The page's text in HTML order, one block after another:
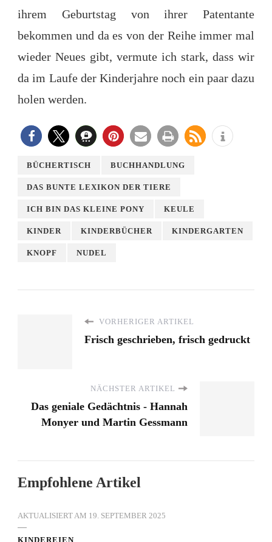
ihrem Geburtstag von ihrer Patentante
bekommen und da es von der Reihe immer mal
wieder Neues gibt, vermute ich stark, dass wir
da im Laufe der Kinderjahre noch ein paar dazu
holen werden.
BÜCHERTISCH BUCHHANDLUNG
DAS BUNTE LEXIKON DER TIERE
ICH BIN DAS KLEINE PONY KEULE
KINDER KINDERBÜCHER KINDERGARTEN
KNOPF NUDEL
VORHERIGER ARTIKEL
Frisch geschrieben, frisch gedruckt
NÄCHSTER ARTIKEL
Das geniale Gedächtnis - Hannah
Monyer und Martin Gessmann
Empfohlene Artikel
AKTUALISIERT AM 19. SEPTEMBER 2025
KINDEREIEN